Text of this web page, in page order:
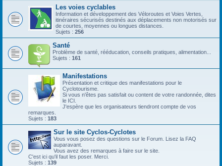
Les voies cyclables
Information et développement des Véloroutes et Voies Vertes,
itinéraires sécurisés destinés aux déplacements non motorisés sur
de courtes, moyennes ou longues distances.
Sujets : 256
Santé
Problème de santé, rééducation, conseils pratiques, alimentation...
Sujets : 161
Manifestations
Présentation et critique des manifestations pour le
Cyclotourisme.
Si vous n'êtes pas satisfait ou content de votre randonnée, dites
le ICI.
J'espère que les organisateurs tiendront compte de vos
remarques.
Sujets : 183
Sur le site Cyclos-Cyclotes
Vous vous posez des questions sur le Forum. Lisez la FAQ
auparavant.
Vous avez des remarques à faire sur le site.
C'est ici qu'il faut les poser. Merci.
Sujets : 139